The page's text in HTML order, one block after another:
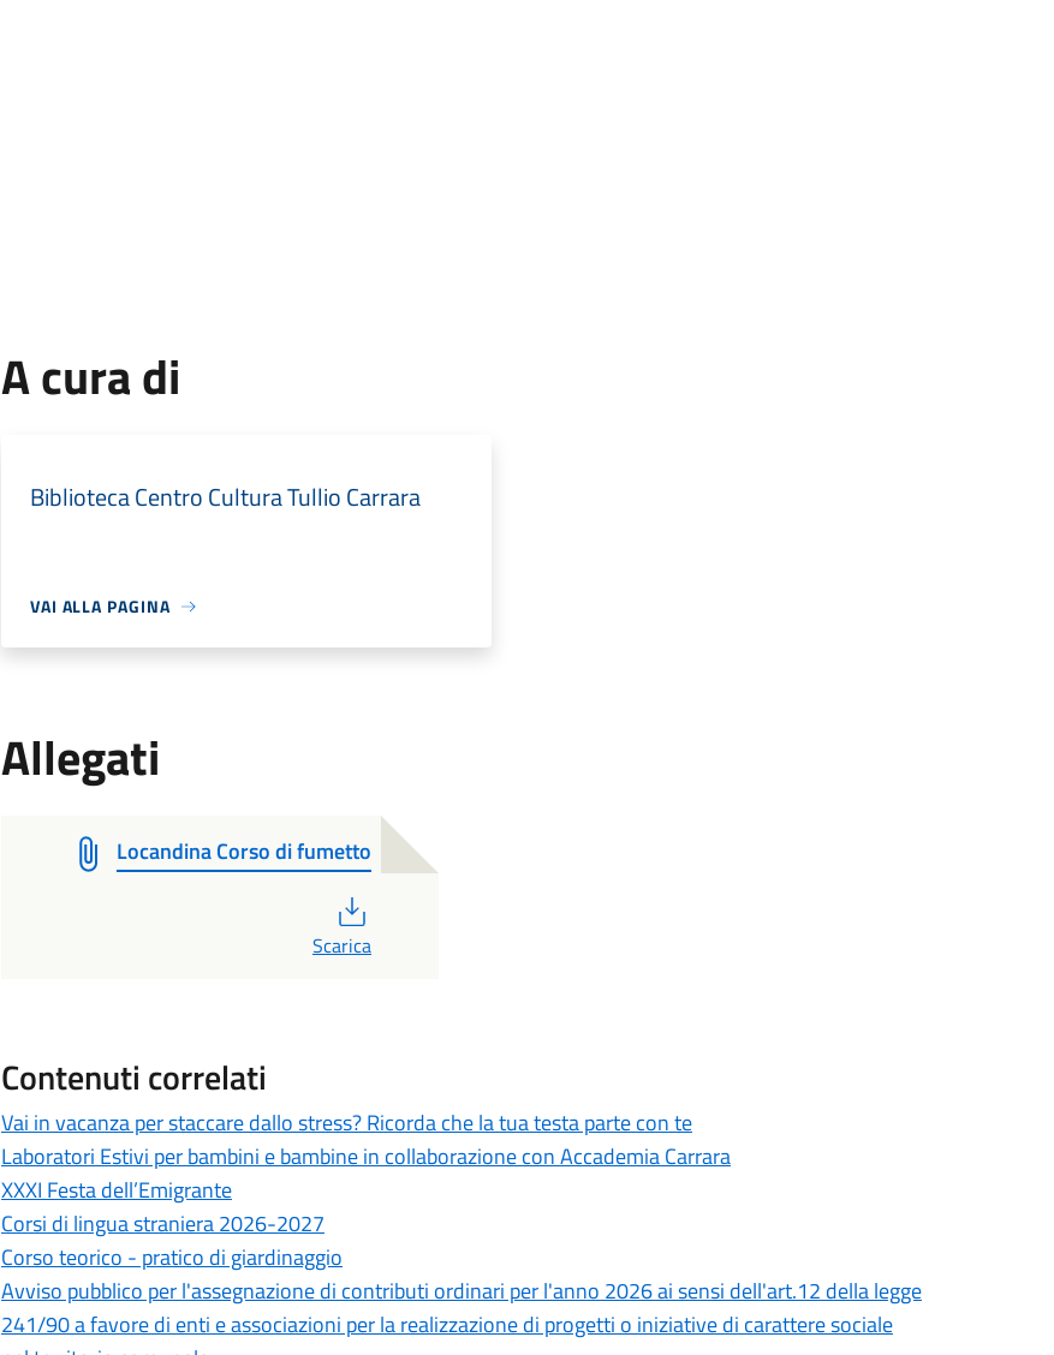
A cura di
Biblioteca Centro Cultura Tullio Carrara
VAI ALLA PAGINA
Allegati
Locandina Corso di fumetto
Scarica
Contenuti correlati
Vai in vacanza per staccare dallo stress? Ricorda che la tua testa parte con te
Laboratori Estivi per bambini e bambine in collaborazione con Accademia Carrara
XXXI Festa dell’Emigrante
Corsi di lingua straniera 2026-2027
Corso teorico - pratico di giardinaggio
Avviso pubblico per l'assegnazione di contributi ordinari per l'anno 2026 ai sensi dell'art.12 della legge
241/90 a favore di enti e associazioni per la realizzazione di progetti o iniziative di carattere sociale